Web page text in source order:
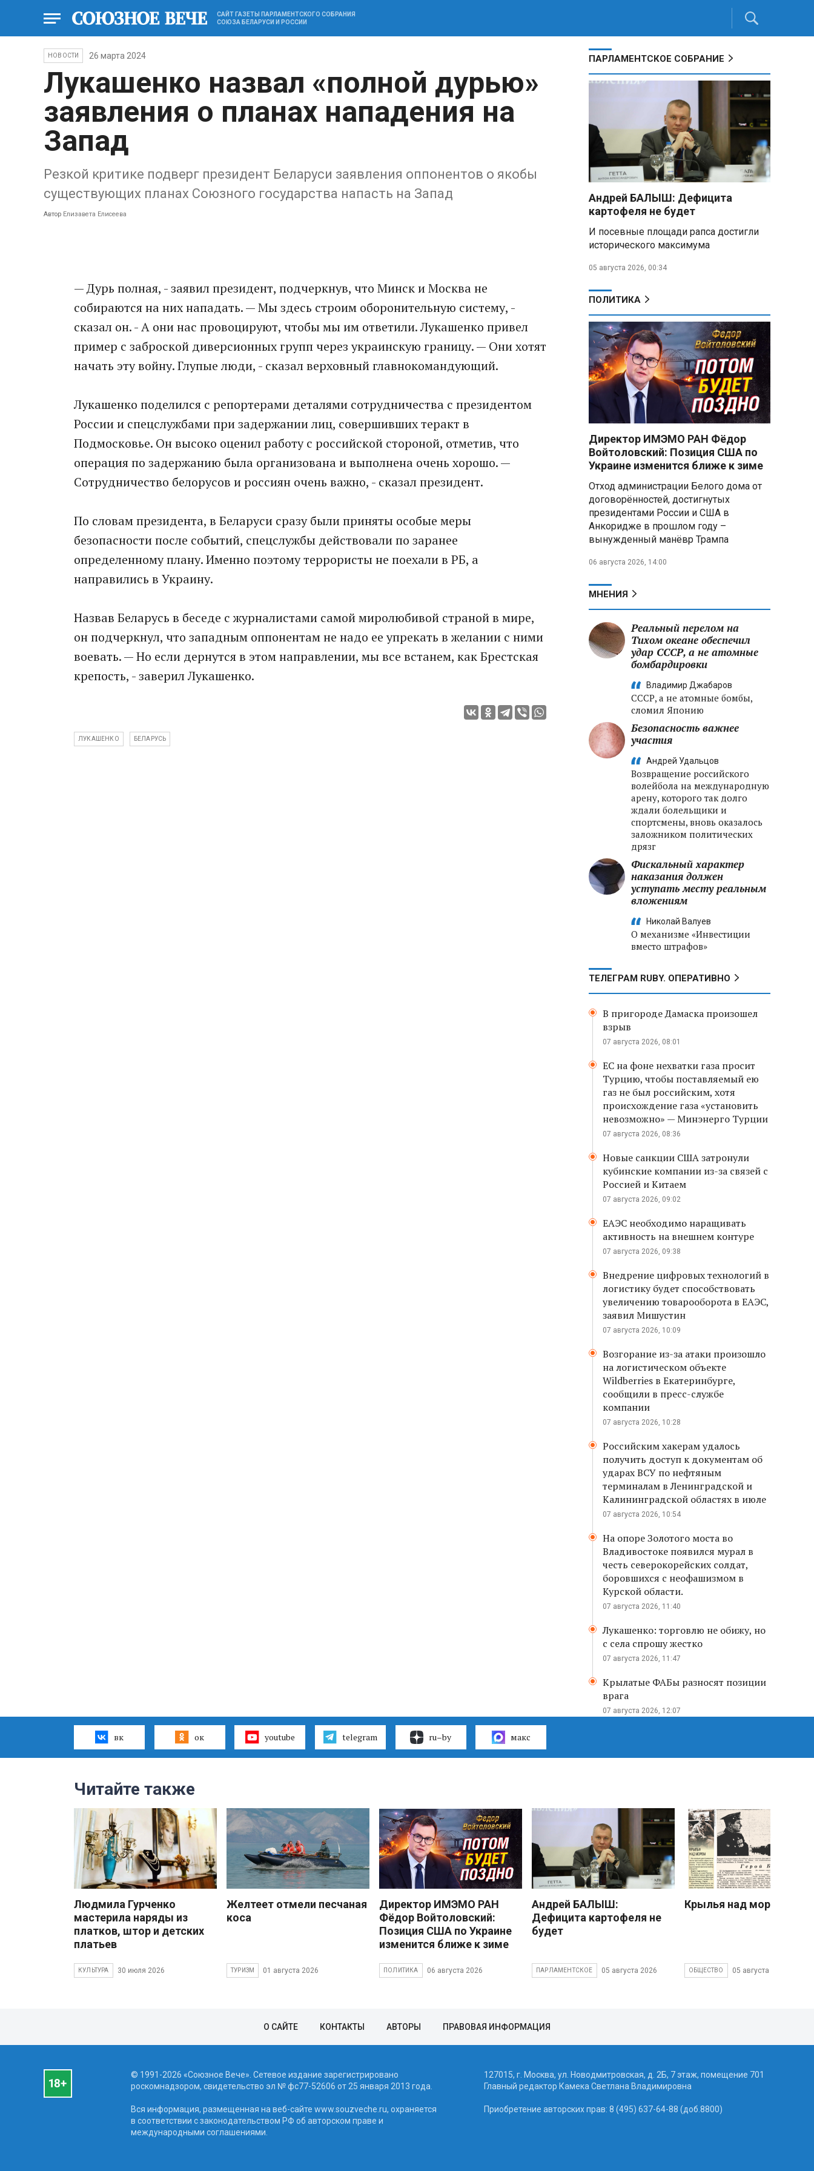
САЙТ ГАЗЕТЫ ПАРЛАМЕНТСКОГО СОБРАНИЯ
СОЮЗА БЕЛАРУСИ И РОССИИ
НОВОСТИ 26 марта 2024
Лукашенко назвал «полной дурью»
заявления о планах нападения на
Запад
Резкой критике подверг президент Беларуси заявления оппонентов о якобы
существующих планах Союзного государства напасть на Запад
Автор Елизавета Елисеева
— Дурь полная, - заявил президент, подчеркнув, что Минск и Москва не
собираются на них нападать. — Мы здесь строим оборонительную систему, -
сказал он. - А они нас провоцируют, чтобы мы им ответили. Лукашенко привел
пример с заброской диверсионных групп через украинскую границу. — Они хотят
начать эту войну. Глупые люди, - сказал верховный главнокомандующий.
Лукашенко поделился с репортерами деталями сотрудничества с президентом
России и спецслужбами при задержании лиц, совершивших теракт в
Подмосковье. Он высоко оценил работу с российской стороной, отметив, что
операция по задержанию была организована и выполнена очень хорошо. —
Сотрудничество белорусов и россиян очень важно, - сказал президент.
По словам президента, в Беларуси сразу были приняты особые меры
безопасности после событий, спецслужбы действовали по заранее
определенному плану. Именно поэтому террористы не поехали в РБ, а
направились в Украину.
Назвав Беларусь в беседе с журналистами самой миролюбивой страной в мире,
он подчеркнул, что западным оппонентам не надо ее упрекать в желании с ними
воевать. — Но если дернутся в этом направлении, мы все встанем, как Брестская
крепость, - заверил Лукашенко.
ЛУКАШЕНКО БЕЛАРУСЬ
ПАРЛАМЕНТСКОЕ СОБРАНИЕ
Андрей БАЛЫШ: Дефицита
картофеля не будет
И посевные площади рапса достигли
исторического максимума
05 августа 2026, 00:34
ПОЛИТИКА
Директор ИМЭМО РАН Фёдор
Войтоловский: Позиция США по
Украине изменится ближе к зиме
Отход администрации Белого дома от
договорённостей, достигнутых
президентами России и США в
Анкоридже в прошлом году –
вынужденный манёвр Трампа
06 августа 2026, 14:00
МНЕНИЯ
Реальный перелом на
Тихом океане обеспечил
удар СССР, а не атомные
бомбардировки
Владимир Джабаров
СССР, а не атомные бомбы,
сломил Японию
Безопасность важнее
участия
Андрей Удальцов
Возвращение российского
волейбола на международную
арену, которого так долго
ждали болельщики и
спортсмены, вновь оказалось
заложником политических
дрязг
Фискальный характер
наказания должен
уступать месту реальным
вложениям
Николай Валуев
О механизме «Инвестиции
вместо штрафов»
ТЕЛЕГРАМ RUBY. ОПЕРАТИВНО
В пригороде Дамаска произошел
взрыв
07 августа 2026, 08:01
ЕС на фоне нехватки газа просит
Турцию, чтобы поставляемый ею
газ не был российским, хотя
происхождение газа «установить
невозможно» — Минэнерго Турции
07 августа 2026, 08:36
Новые санкции США затронули
кубинские компании из-за связей с
Россией и Китаем
07 августа 2026, 09:02
ЕАЭС необходимо наращивать
активность на внешнем контуре
07 августа 2026, 09:38
Внедрение цифровых технологий в
логистику будет способствовать
увеличению товарооборота в ЕАЭС,
заявил Мишустин
07 августа 2026, 10:09
Возгорание из-за атаки произошло
на логистическом объекте
Wildberries в Екатеринбурге,
сообщили в пресс-службе
компании
07 августа 2026, 10:28
Российским хакерам удалось
получить доступ к документам об
ударах ВСУ по нефтяным
терминалам в Ленинградской и
Калининградской областях в июле
07 августа 2026, 10:54
На опоре Золотого моста во
Владивостоке появился мурал в
честь северокорейских солдат,
боровшихся с неофашизмом в
Курской области.
07 августа 2026, 11:40
Лукашенко: торговлю не обижу, но
с села спрошу жестко
07 августа 2026, 11:47
Крылатые ФАБы разносят позиции
врага
07 августа 2026, 12:07
вк ок youtube telegram ru–by макс
Читайте также
Людмила Гурченко
мастерила наряды из
платков, штор и детских
платьев
КУЛЬТУРА 30 июля 2026
Желтеет отмели песчаная
коса
ТУРИЗМ 01 августа 2026
Директор ИМЭМО РАН
Фёдор Войтоловский:
Позиция США по Украине
изменится ближе к зиме
ПОЛИТИКА 06 августа 2026
Андрей БАЛЫШ:
Дефицита картофеля не
будет
ПАРЛАМЕНТСКОЕ 05 августа 2026
Крылья над морем
ОБЩЕСТВО 05 августа 2026
О САЙТЕ КОНТАКТЫ АВТОРЫ ПРАВОВАЯ ИНФОРМАЦИЯ
© 1991-2026 «Союзное Вече». Сетевое издание зарегистрировано
роскомнадзором, свидетельство эл № фc77-52606 от 25 января 2013 года.
Вся информация, размещенная на веб-сайте www.souzveche.ru, охраняется
в соответствии с законодательством РФ об авторском праве и
международными соглашениями.
127015, г. Москва, ул. Новодмитровская, д. 2Б, 7 этаж, помещение 701
Главный редактор Камека Светлана Владимировна
Приобретение авторских прав: 8 (495) 637-64-88 (доб.8800)